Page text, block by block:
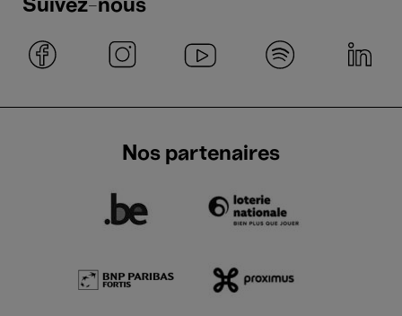
Suivez-nous
Nos partenaires